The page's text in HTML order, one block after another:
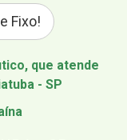
Fixo!
que atende
- SP